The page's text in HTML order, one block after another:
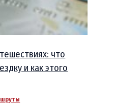
что
и как этого